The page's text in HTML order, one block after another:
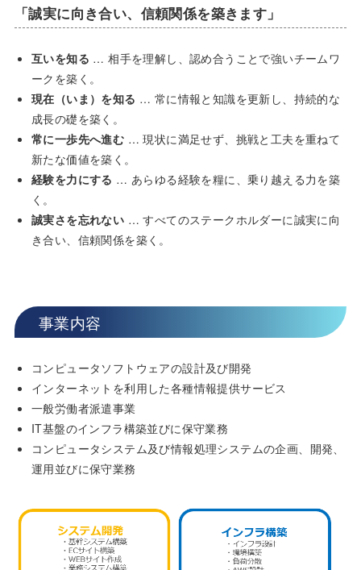
「誠実に向き合い、信頼関係を築きます」
互いを知る … 相手を理解し、認め合うことで強いチームワ
ークを築く。
現在（いま）を知る … 常に情報と知識を更新し、持続的な
成長の礎を築く。
常に一歩先へ進む … 現状に満足せず、挑戦と工夫を重ねて
新たな価値を築く。
経験を力にする … あらゆる経験を糧に、乗り越える力を築
く。
誠実さを忘れない … すべてのステークホルダーに誠実に向
き合い、信頼関係を築く。
事業内容
コンピュータソフトウェアの設計及び開発
インターネットを利用した各種情報提供サービス
一般労働者派遣事業
IT基盤のインフラ構築並びに保守業務
コンピュータシステム及び情報処理システムの企画、開発、
運用並びに保守業務